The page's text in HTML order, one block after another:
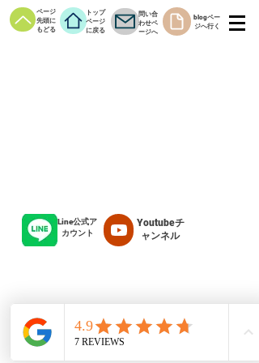
ページ
先頭に
もどる
トップ
ページ
に戻る
問い合
わせペ
ージへ
blogペー
ジへ行く
Line公式ア
カウント
Youtubeチ
ャンネル